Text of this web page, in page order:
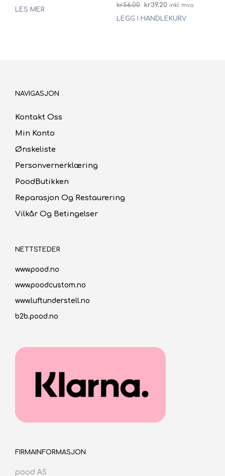
LES MER
kr56.00 Opprinnelig
kr39.20Nåværende
inkl. mva
LEGG I HANDLEKURV
NAVIGASJON
Kontakt Oss
Min Konto
Ønskeliste
Personvernerklæring
PoodButikken
Reparasjon Og Restaurering
Vilkår Og Betingelser
NETTSTEDER
www.pood.no
www.poodcustom.no
www.luftunderstell.no
b2b.pood.no
FIRMAINFORMASJON
pood AS